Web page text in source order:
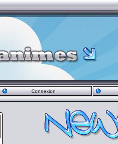
Connexion